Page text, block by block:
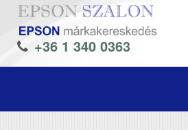
+36 1 340 0363